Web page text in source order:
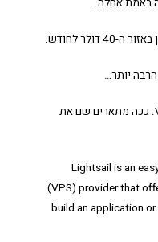
באמת אחלה.
יותר…
אכן, נראה שAWS הוא אכן VPS. ככה מתארים שם את
Lightsail is an
(VPS) provider that
build an application